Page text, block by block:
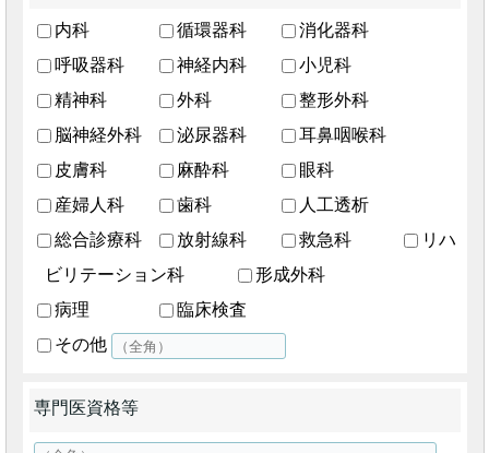
内科 循環器科
消化器科
呼吸器科
神経内科
小児科
精神科
外科
整形外科
脳神経外科
泌尿器科
耳鼻咽喉科
皮膚科
麻酔科
眼科
産婦人科
歯科
人工透析
総合診療科
放射線科 救急科
リハ
ビリテーション科
形成外科
病理
臨床検査
その他
専門医資格等